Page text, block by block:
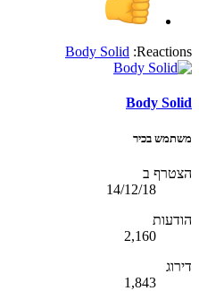
Reactions:
Body Solid
Body Solid
משתמש בכיר
הצטרף ב
14/12/18
הודעות
2,160
דירוג
1,843